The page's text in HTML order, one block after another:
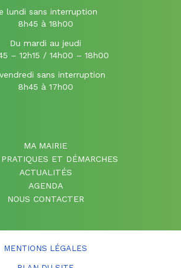
lundi sans interruption
8h45 à 18h00
Du mardi au jeudi
– 12h15 / 14h00 – 18h00
sans interruption
8h45 à 17h00
MA MAIRIE
ET DÉMARCHES
ACTUALITÉS
AGENDA
NOUS CONTACTER
MENTIONS LÉGALES